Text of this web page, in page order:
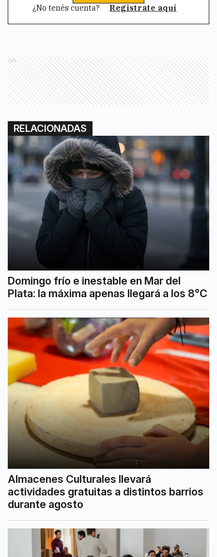
¿No tenés cuenta? Registrate aquí
Ads
RELACIONADAS
Domingo frío e inestable en Mar del
Plata: la máxima apenas llegará a los 8°C
Almacenes Culturales llevará
actividades gratuitas a distintos barrios
durante agosto